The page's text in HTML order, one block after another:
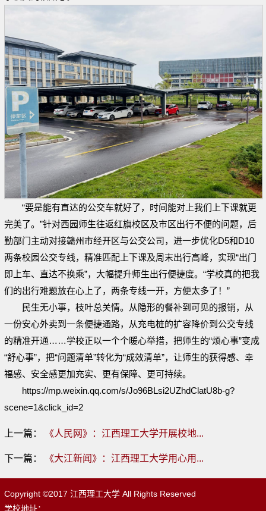
“要是能有直达的公交车就好了，时间能对上我们上下课就更
完美了。”针对西园师生往返红旗校区及市区出行不便的问题，后
勤部门主动对接赣州市经开区与公交公司，进一步优化D5和D10
两条校园公交专线，精准匹配上下课及周末出行高峰，实现“出门
即上车、直达不换乘”，大幅提升师生出行便捷度。“学校真的把我
们的出行难题放在心上了，两条专线一开，方便太多了！”
民生无小事，枝叶总关情。从隐形的餐补到可见的报销，从
一份安心外卖到一条便捷通路，从充电桩的扩容降价到公交专线
的精准开通……学校正以一个个暖心举措，把师生的“烦心事”变成
“舒心事”，把“问题清单”转化为“成效清单”，让师生的获得感、幸
福感、安全感更加充实、更有保障、更可持续。
https://mp.weixin.qq.com/s/Jo96BLsi2UZhdClatU8b-g?
scene=1&click_id=2
上一篇： 《人民网》：江西理工大学开展校地...
下一篇： 《大江新闻》：江西理工大学用心用...
Copyright ©2017 江西理工大学 All Rights Reserved
学校地址：